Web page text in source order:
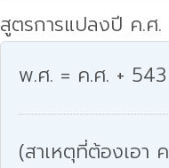
สูตรการแปลงปี ค.ศ
พ.ศ. = ค.ศ. + 543
(สาเหตุที่ต้องเอา